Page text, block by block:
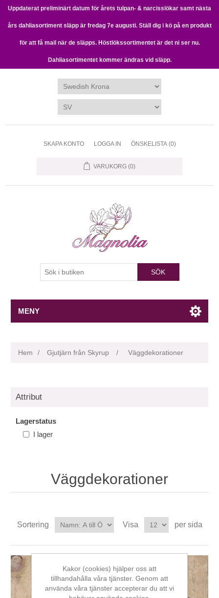
Uppdaterat preliminärt datum för årets tulpan- & narcisslökar samt nästa
års dahliasortiment släpp är fredag 7e augusti. Ställ dig i kö på en produkt
för att få mail när de släpps. Höstlökssortimentet är det ni ser nu.
Dahliasortimentet kommer ändras vid släpp.
SKAPA KONTO LOGGA IN ÖNSKELISTA (0)
VARUKORG (0)
SÖK
MENY
Hem / Gjutjärn från Skyrup / Väggdekorationer
Attribut
Lagerstatus
I lager
Väggdekorationer
Sortering Visa per sida
Kakor (cookies) hjälper oss att
tillhandahålla våra tjänster. Genom att
använda våra tjänster accepterar du att vi